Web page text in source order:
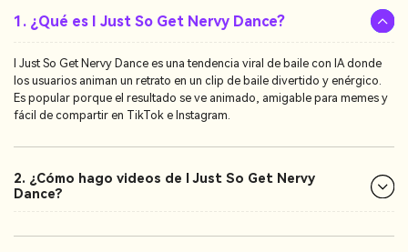
1. ¿Qué es I Just So Get Nervy Dance?
I Just So Get Nervy Dance es una tendencia viral de baile con IA donde
los usuarios animan un retrato en un clip de baile divertido y enérgico.
Es popular porque el resultado se ve animado, amigable para memes y
fácil de compartir en TikTok e Instagram.
2. ¿Cómo hago videos de I Just So Get Nervy
Dance?